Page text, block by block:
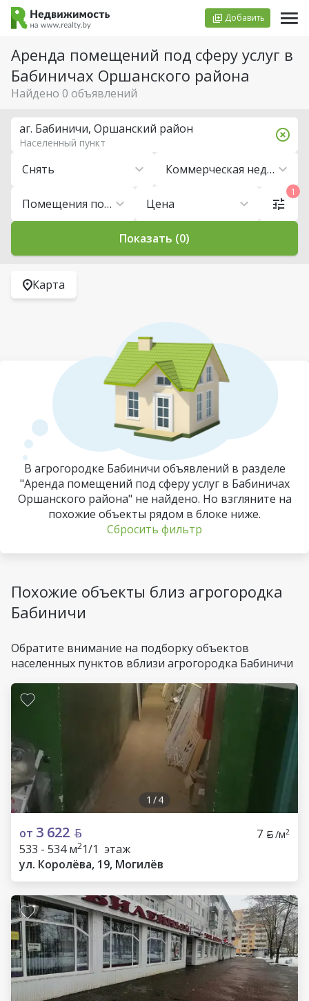
Добавить
Аренда помещений под сферу услуг в
Бабиничах Оршанского района
Найдено 0 объявлений
Снять Коммерческая недвижимость
Помещения под сферу услуг Цена
аг. Бабиничи, Оршанский район
Населенный пункт
1
Показать (0)
Карта
В агрогородке Бабиничи объявлений в разделе
"Аренда помещений под сферу услуг в Бабиничах
Оршанского района" не найдено. Но взгляните на
похожие объекты рядом в блоке ниже.
Сбросить фильтр
Похожие объекты близ агрогородка
Бабиничи
Обратите внимание на подборку объектов
населенных пунктов вблизи агрогородка Бабиничи
1 /4
от 3 622 7 /м2
533 - 534 м21/1 этаж
ул. Королёва, 19, Могилёв